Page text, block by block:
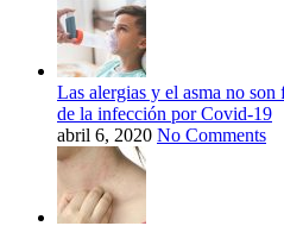
Las alergias y el asma no son
de la infección por Covid-19
abril 6, 2020 No Comments